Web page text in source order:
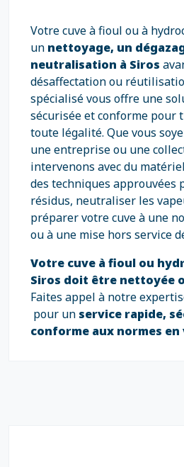
Votre cuve à fioul ou à
un nettoyage, un
neutralisation à Siros
désaffectation ou
spécialisé vous offre une
sécurisée et conforme pour
toute légalité. Que vous
une entreprise ou une
intervenons avec du
des techniques approuvées
résidus, neutraliser les
préparer votre cuve à une
ou à une mise hors service
Votre cuve à fioul ou
Siros doit être nettoyée
Faites appel à notre
pour un service rapide,
conforme aux normes